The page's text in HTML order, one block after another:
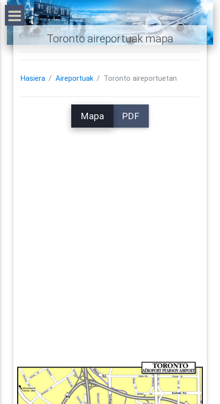
Toronto aireportuak mapa
Hasiera Aireportuak Toronto aireportuetan
Mapa PDF